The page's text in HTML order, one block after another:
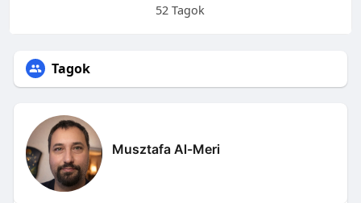
52 Tagok
Tagok
Musztafa Al-Meri